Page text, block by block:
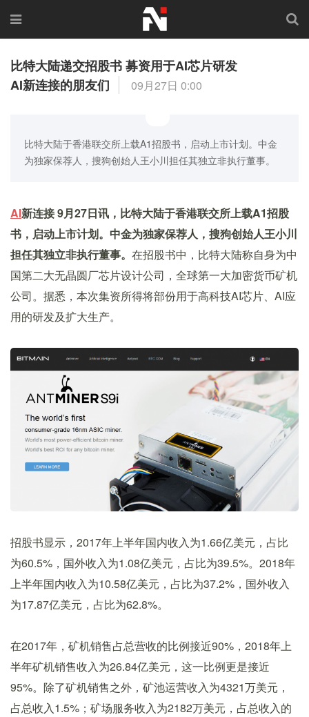
比特大陆递交招股书 募资用于AI芯片研发
AI新连接的朋友们
09月27日 0:00
比特大陆于香港联交所上载A1招股书，启动上市计划。中金
为独家保荐人，搜狗创始人王小川担任其独立非执行董事。
AI新连接 9月27日讯，比特大陆于香港联交所上载A1招股
书，启动上市计划。中金为独家保荐人，搜狗创始人王小川
担任其独立非执行董事。 在招股书中，比特大陆称自身为中
国第二大无晶圆厂芯片设计公司，全球第一大加密货币矿机
公司。据悉，本次集资所得将部份用于高科技AI芯片、AI应
用的研发及扩大生产。
招股书显示，2017年上半年国内收入为1.66亿美元，占比
为60.5%，国外收入为1.08亿美元，占比为39.5%。2018年
上半年国内收入为10.58亿美元，占比为37.2%，国外收入
为17.87亿美元，占比为62.8%。
在2017年，矿机销售占总营收的比例接近90%，2018年上
半年矿机销售收入为26.84亿美元，这一比例更是接近
95%。除了矿机销售之外，矿池运营收入为4321万美元，
占总收入1.5%；矿场服务收入为2182万美元，占总收入的